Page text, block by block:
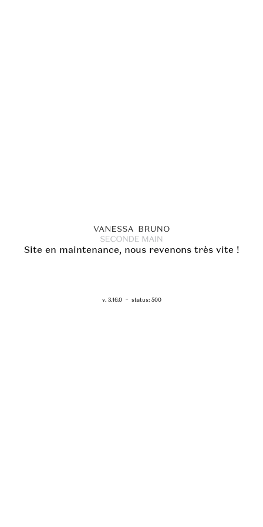
Site en maintenance, nous revenons très vite !
v. 3.16.0- status: 500